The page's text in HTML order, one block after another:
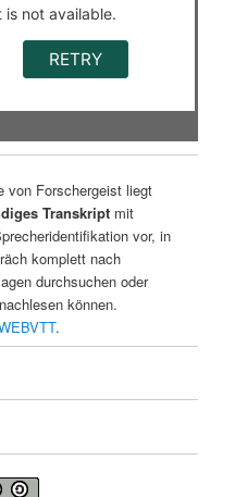
von Forschergeist liegt
Transkriptmit
vor, in
komplett nach
durchsuchen oder
können.
.